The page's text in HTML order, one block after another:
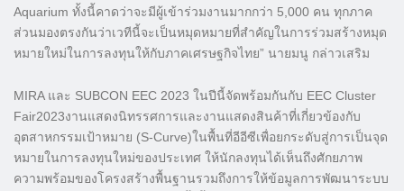
Aquarium ทั้งนี้คาดว่าจะมีผู้เข้าร่วมงานมากกว่า 5,000 คน ทุกภาค
ส่วนมองตรงกันว่าเวทีนี้จะเป็นหมุดหมายที่สำคัญในการร่วมสร้างหมุด
หมายใหม่ในการลงทุนให้กับภาคเศรษฐกิจไทย” นายมนู กล่าวเสริม
MIRA และ SUBCON EEC 2023 ในปีนี้จัดพร้อมกันกับ EEC Cluster
Fair2023งานแสดงนิทรรศการและงานแสดงสินค้าที่เกี่ยวข้องกับ
อุตสาหกรรมเป้าหมาย (S-Curve)ในพื้นที่อีอีซีเพื่อยกระดับสู่การเป็นจุด
หมายในการลงทุนใหม่ของประเทศ ให้นักลงทุนได้เห็นถึงศักยภาพ
ความพร้อมของโครงสร้างพื้นฐานรวมถึงการให้ข้อมูลการพัฒนาระบบ